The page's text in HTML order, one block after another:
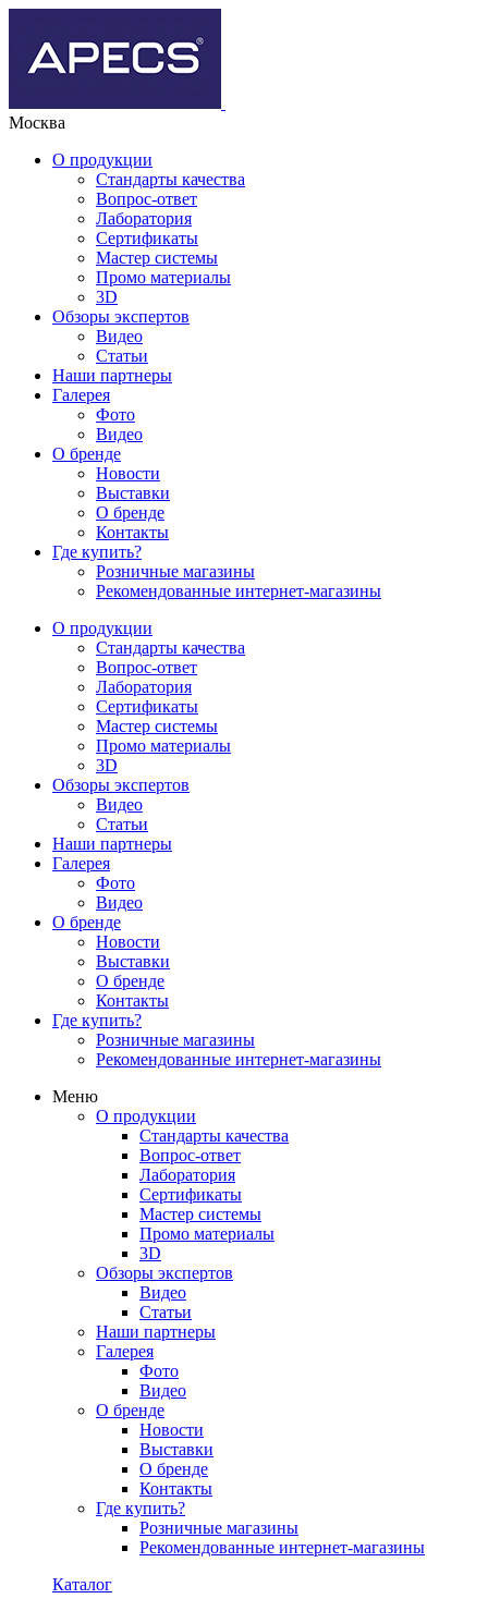
Москва
О продукции
Стандарты качества
Вопрос-ответ
Лаборатория
Сертификаты
Мастер системы
Промо материалы
3D
Обзоры экспертов
Видео
Статьи
Наши партнеры
Галерея
Фото
Видео
О бренде
Новости
Выставки
О бренде
Контакты
Где купить?
Розничные магазины
Рекомендованные интернет-магазины
О продукции
Стандарты качества
Вопрос-ответ
Лаборатория
Сертификаты
Мастер системы
Промо материалы
3D
Обзоры экспертов
Видео
Статьи
Наши партнеры
Галерея
Фото
Видео
О бренде
Новости
Выставки
О бренде
Контакты
Где купить?
Розничные магазины
Рекомендованные интернет-магазины
Меню
О продукции
Стандарты качества
Вопрос-ответ
Лаборатория
Сертификаты
Мастер системы
Промо материалы
3D
Обзоры экспертов
Видео
Статьи
Наши партнеры
Галерея
Фото
Видео
О бренде
Новости
Выставки
О бренде
Контакты
Где купить?
Розничные магазины
Рекомендованные интернет-магазины
Каталог